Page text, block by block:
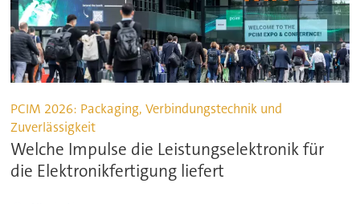
PCIM 2026: Packaging, Verbindungstechnik und
Zuverlässigkeit
Welche Impulse die Leistungselektronik für
die Elektronikfertigung liefert